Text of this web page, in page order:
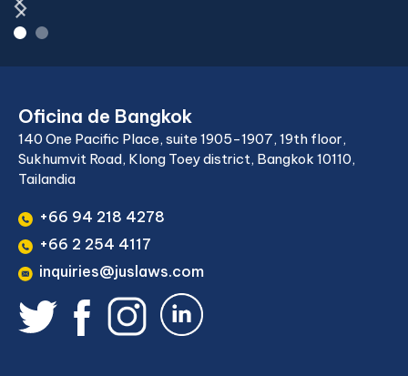
Oficina de Bangkok
140 One Pacific Place, suite 1905-1907, 19th floor,
Sukhumvit Road, Klong Toey district, Bangkok 10110,
Tailandia
+66 94 218 4278
+66 2 254 4117
inquiries@juslaws.com